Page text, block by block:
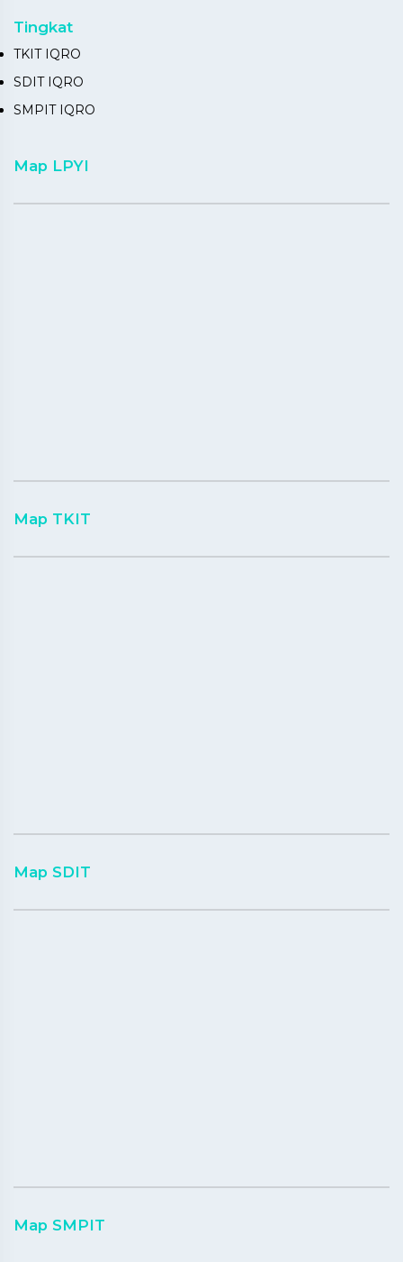
Tingkat
TKIT IQRO
SDIT IQRO
SMPIT IQRO
Map LPYI
Map TKIT
Map SDIT
Map SMPIT